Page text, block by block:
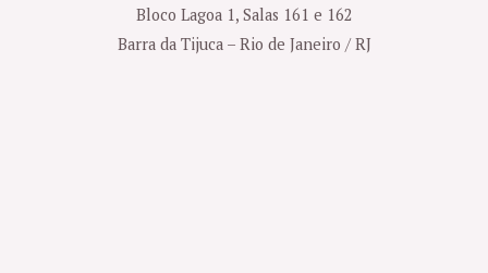
Bloco Lagoa 1, Salas 161 e 162
Barra da Tijuca – Rio de Janeiro / RJ